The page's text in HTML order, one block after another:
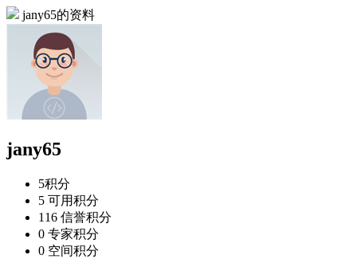
jany65的资料
jany65
5积分
5 可用积分
116 信誉积分
0 专家积分
0 空间积分